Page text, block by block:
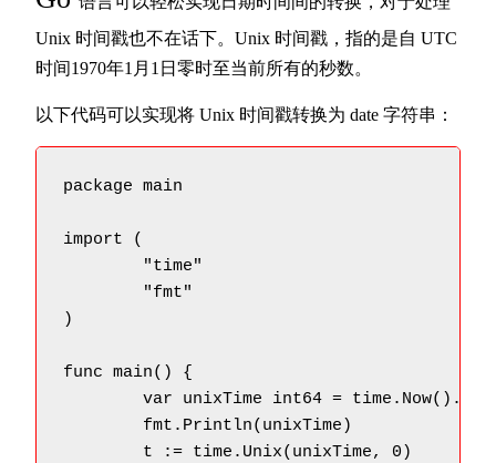
Unix 时间戳也不在话下。Unix 时间戳，指的是自 UTC
时间1970年1月1日零时至当前所有的秒数。
以下代码可以实现将 Unix 时间戳转换为 date 字符串：
package main
import (
)
func main() {